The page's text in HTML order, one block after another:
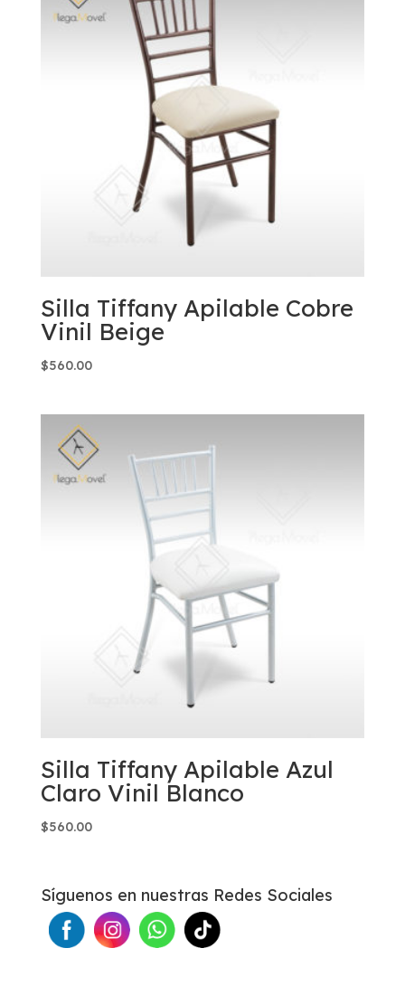
Silla Tiffany Apilable Cobre
Vinil Beige
$560.00
Silla Tiffany Apilable Azul
Claro Vinil Blanco
$560.00
Síguenos en nuestras Redes Sociales